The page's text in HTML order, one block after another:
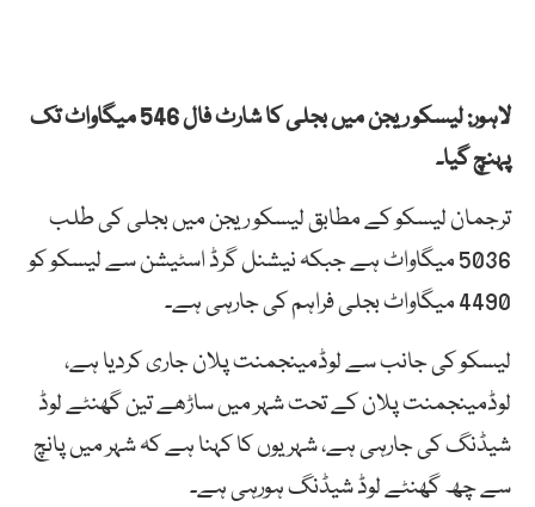
لاہور: لیسکو ریجن میں بجلی کا شارٹ فال 546 میگاواٹ تک
پہنچ گیا۔
ترجمان لیسکو کے مطابق لیسکو ریجن میں بجلی کی طلب
5036 میگاواٹ ہے جبکہ نیشنل گرڈ اسٹیشن سے لیسکو کو
4490 میگاواٹ بجلی فراہم کی جارہی ہے۔
لیسکو کی جانب سے لوڈمینجمنت پلان جاری کردیا ہے،
لوڈمینجمنت پلان کے تحت شہر میں ساڑھے تین گھنٹے لوڈ
شیڈنگ کی جارہی ہے، شہریوں کا کہنا ہے کہ شہر میں پانچ
سے چھ گھنٹے لوڈ شیڈنگ ہورہی ہے۔